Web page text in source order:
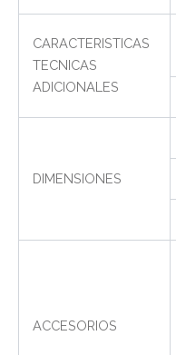
CARACTERISTICAS
TECNICAS
ADICIONALES
DIMENSIONES
ACCESORIOS